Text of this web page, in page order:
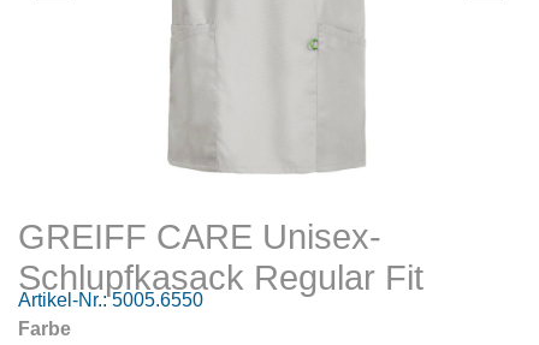
GREIFF CARE Unisex-
Schlupfkasack Regular Fit
Artikel-Nr.: 5005.6550
Farbe